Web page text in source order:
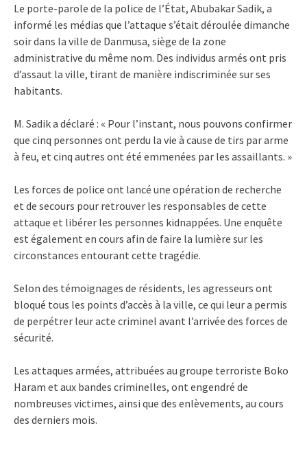
Le porte-parole de la police de l’État, Abubakar Sadik, a
informé les médias que l’attaque s’était déroulée dimanche
soir dans la ville de Danmusa, siège de la zone
administrative du même nom. Des individus armés ont pris
d’assaut la ville, tirant de manière indiscriminée sur ses
habitants.
M. Sadik a déclaré : « Pour l’instant, nous pouvons confirmer
que cinq personnes ont perdu la vie à cause de tirs par arme
à feu, et cinq autres ont été emmenées par les assaillants. »
Les forces de police ont lancé une opération de recherche
et de secours pour retrouver les responsables de cette
attaque et libérer les personnes kidnappées. Une enquête
est également en cours afin de faire la lumière sur les
circonstances entourant cette tragédie.
Selon des témoignages de résidents, les agresseurs ont
bloqué tous les points d’accès à la ville, ce qui leur a permis
de perpétrer leur acte criminel avant l’arrivée des forces de
sécurité.
Les attaques armées, attribuées au groupe terroriste Boko
Haram et aux bandes criminelles, ont engendré de
nombreuses victimes, ainsi que des enlèvements, au cours
des derniers mois.